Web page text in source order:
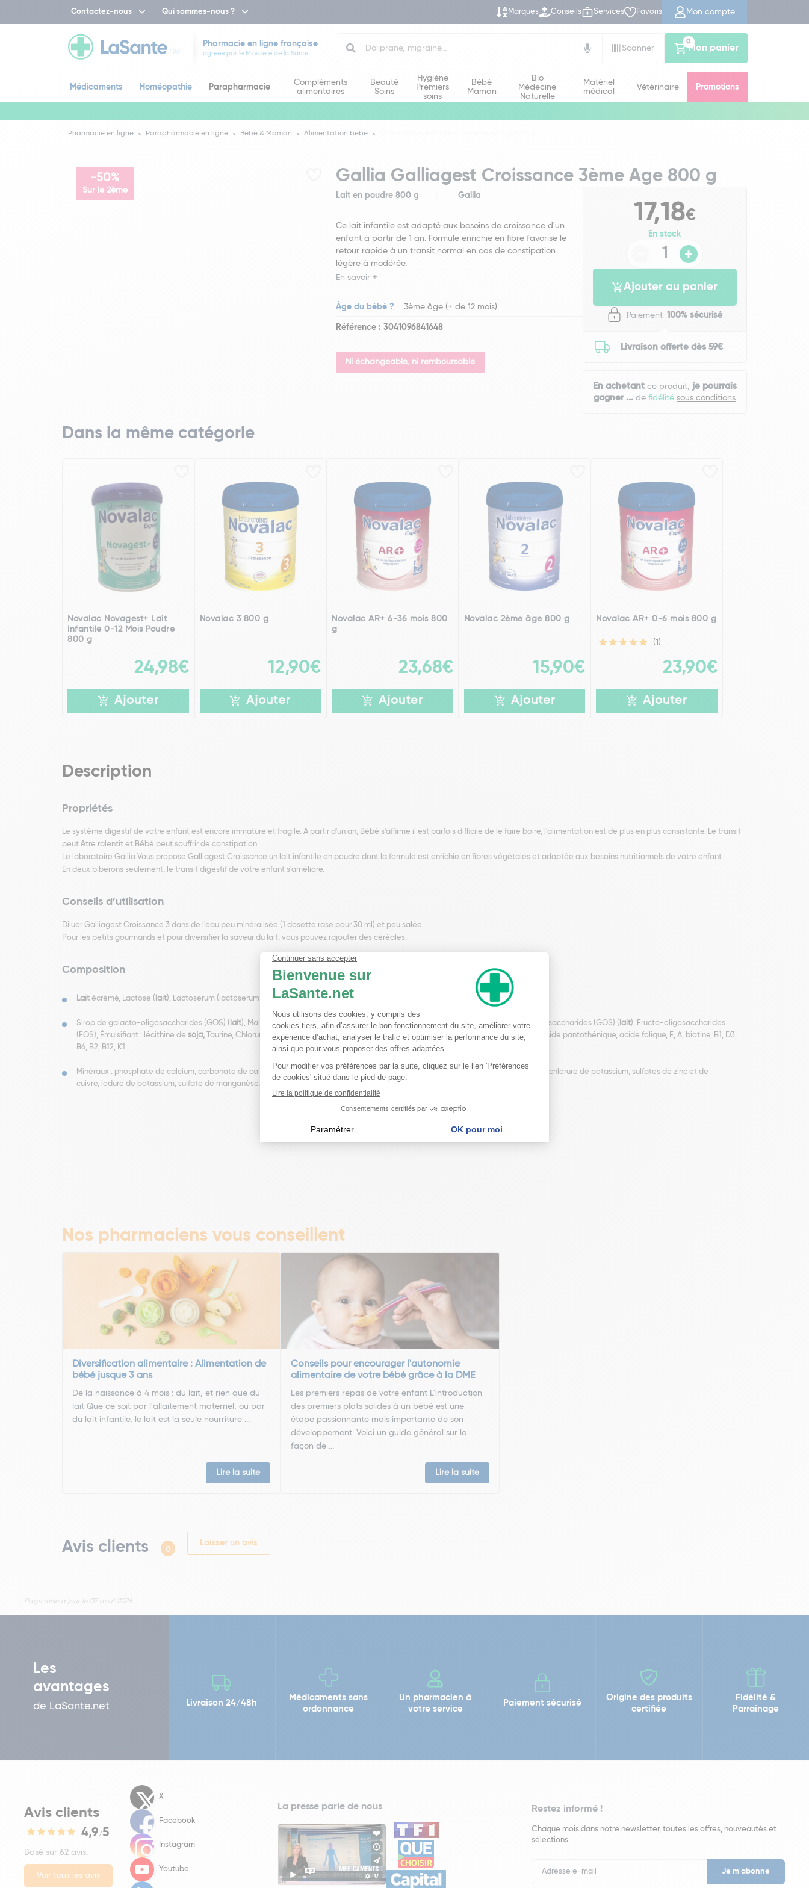
Contactez-nous Qui sommes-nous ? Marques Conseils Services Favoris Mon compte
Pharmacie en ligne française
agréée par le Ministère de la Santé
Scanner
Mon panier
0
Médicaments Homéopathie Parapharmacie
Compléments
alimentaires
Beauté
Soins
Hygiène
Premiers
soins
Bébé
Maman
Bio
Médecine
Naturelle
Matériel
médical
Vétérinaire Promotions
Pharmacie en ligne Parapharmacie en ligne Bébé & Maman Alimentation bébé
-50%
Sur le 2ème
Gallia Galliagest Croissance 3ème Age 800 g
Lait en poudre 800 g Gallia
Ce lait infantile est adapté aux besoins de croissance d'un
enfant à partir de 1 an. Formule enrichie en fibre favorise le
retour rapide à un transit normal en cas de constipation
légère à modérée.
En savoir +
Âge du bébé ? 3ème âge (+ de 12 mois)
Référence : 3041096841648
Ni échangeable, ni remboursable
17,18€
En stock
Ajouter au panier
Paiement 100% sécurisé
Livraison offerte dès 59€
En achetantce produit, je pourrais
gagner ... defidélitésous conditions
Dans la même catégorie
Novalac Novagest+ Lait
Infantile 0-12 Mois Poudre
800 g
24,98€
Ajouter
Novalac 3 800 g
12,90€
Ajouter
Novalac AR+ 6-36 mois 800
g
23,68€
Ajouter
Novalac 2ème âge 800 g
15,90€
Ajouter
Novalac AR+ 0-6 mois 800 g
(1)
23,90€
Ajouter
Description
Propriétés
Le système digestif de votre enfant est encore immature et fragile. A partir d'un an, Bébé s'affirme il est parfois difficile de le faire boire, l'alimentation est de plus en plus consistante. Le transit
peut être ralentit et Bébé peut souffrir de constipation.
Le laboratoire Gallia Vous propose Galliagest Croissance un lait infantile en poudre dont la formule est enrichie en fibres végétales et adaptée aux besoins nutritionnels de votre enfant.
En deux biberons seulement, le transit digestif de votre enfant s'améliore.
Conseils d’utilisation
Diluer Galliagest Croissance 3 dans de l'eau peu minéralisée (1 dosette rase pour 30 ml) et peu salée.
Pour les petits gourmands et pour diversifier la saveur du lait, vous pouvez rajouter des céréales.
Composition
Lait écrémé, Lactose ( lait), Lactoserum (lactoserum déminéralisé, protéines de lactoserum concentrées) (
Sirop de galacto-oligosaccharides (GOS) ( lait), Maltodextrines •Huiles végétales (palme, tournesol, colza), Poudre de galacto-oligosaccharides (GOS) ( lait), Fructo-oligosaccharides
(FOS), Émulsifiant : lécithine de soja,
Taurine, Chlorure de choline, Antioxydant : extrait riche en tocophérols •Vitamines : C, niacine, acide pantothénique, acide folique, E, A, biotine, B1, D3,
B6, B2, B12, K1
Minéraux : phosphate de calcium, carbonate de calcium, citrates de potassium et de sodium, chlorure de magnésium, sulfate de fer, chlorure de potassium, sulfates de zinc et de
cuivre, iodure de potassium, sulfate de manganèse, sélénite de sodium
Nos pharmaciens vous conseillent
Diversification alimentaire : Alimentation de
bébé jusque 3 ans
De la naissance à 4 mois : du lait, et rien que du
lait Que ce soit par l'allaitement maternel, ou par
du lait infantile, le lait est la seule nourriture ...
Lire la suite
Conseils pour encourager l'autonomie
alimentaire de votre bébé grâce à la DME
Les premiers repas de votre enfant L'introduction
des premiers plats solides à un bébé est une
étape passionnante mais importante de son
développement. Voici un guide général sur la
façon de ...
Lire la suite
Avis clients 0
Laisser un avis
Page mise à jour le 07 aout 2026
Les
avantages
de LaSante.net Livraison 24/48h
Médicaments sans
ordonnance
Un pharmacien à
votre service
Paiement sécurisé
Origine des produits
certifiée
Fidélité &
Parrainage
Avis clients
4,9/5
Basé sur 62 avis.
Voir tous les avis
X
Facebook
Instagram
Youtube
La presse parle de nous Restez informé !
Chaque mois dans notre newsletter, toutes les offres, nouveautés et
sélections.
Newsletter